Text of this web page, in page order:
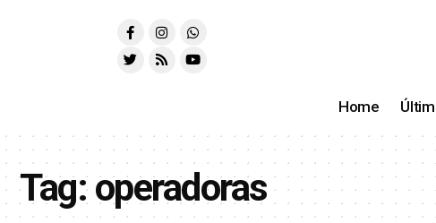
Home
Tag:operadoras